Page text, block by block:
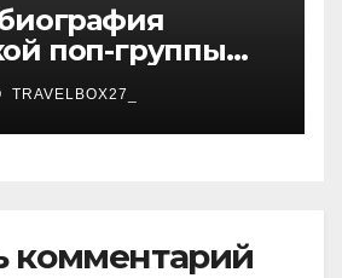
поп-группы
интернешнл»
успеха, музыка
TRAVELBOX27_
комментарий